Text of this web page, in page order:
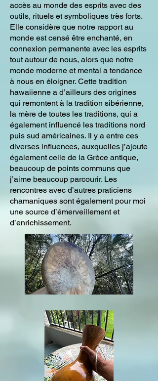
accès au monde des esprits avec des
outils, rituels et symboliques très forts.
Elle considère que notre rapport au
monde est censé être enchanté, en
connexion permanente avec les esprits
tout autour de nous, alors que notre
monde moderne et mental a tendance
à nous en éloigner. Cette tradition
hawaiienne a d’ailleurs des origines
qui remontent à la tradition sibérienne,
la mère de toutes les traditions, qui a
également influencé les traditions nord
puis sud américaines. Il y a entre ces
diverses influences, auxquelles j’ajoute
également celle de la Grèce antique,
beaucoup de points communs que
j’aime beaucoup parcourir. Les
rencontres avec d’autres praticiens
chamaniques sont également pour moi
une source d’émerveillement et
d’enrichissement.